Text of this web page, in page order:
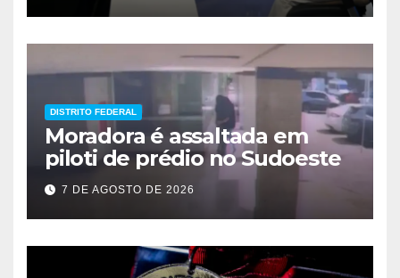
DISTRITO FEDERAL
Moradora é assaltada em
piloti de prédio no Sudoeste
7 DE AGOSTO DE 2026